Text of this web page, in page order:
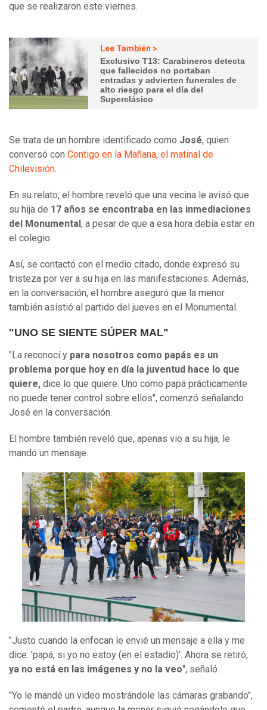
que se realizaron este viernes.
Lee También >
Exclusivo T13: Carabineros detecta
que fallecidos no portaban
entradas y advierten funerales de
alto riesgo para el día del
Superclásico
Se trata de un hombre identificado como José, quien
conversó con Contigo en la Mañana, el matinal de
Chilevisión.
En su relato, el hombre reveló que una vecina le avisó que
su hija de 17 años se encontraba en las inmediaciones
del Monumental, a pesar de que a esa hora debía estar en
el colegio.
Así, se contactó con el medio citado, donde expresó su
tristeza por ver a su hija en las manifestaciones. Además,
en la conversación, el hombre aseguró que la menor
también asistió al partido del jueves en el Monumental.
"UNO SE SIENTE SÚPER MAL"
"La reconocí y para nosotros como papás es un
problema porque hoy en día la juventud hace lo que
quiere, dice lo que quiere. Uno como papá prácticamente
no puede tener control sobre ellos", comenzó señalando
José en la conversación.
El hombre también reveló que, apenas vio a su hija, le
mandó un mensaje.
"Justo cuando la enfocan le envié un mensaje a ella y me
dice: 'papá, si yo no estoy (en el estadio)'. Ahora se retiró,
ya no está en las imágenes y no la veo", señaló.
"Yo le mandé un video mostrándole las cámaras grabando",